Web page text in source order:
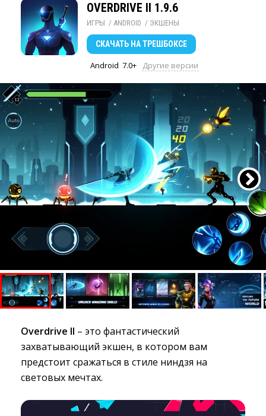
OVERDRIVE II 1.9.6
ИГРЫ / ANDROID / ЭКШЕНЫ
СКАЧАТЬ НА ТРЕШБОКСЕ
Android 7.0+ Другие версии
Overdrive II – это фантастический
захватывающий экшен, в котором вам
предстоит сражаться в стиле ниндзя на
световых мечтах.